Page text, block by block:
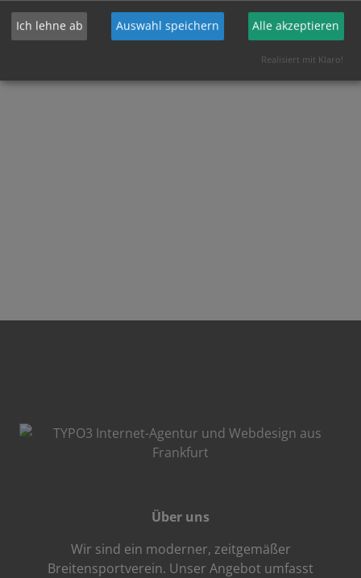
Über uns
Wir sind ein moderner, zeitgemäßer
Breitensportverein. Unser Angebot umfasst
Ich lehne ab Auswahl speichern Alle akzeptieren
Realisiert mit Klaro!